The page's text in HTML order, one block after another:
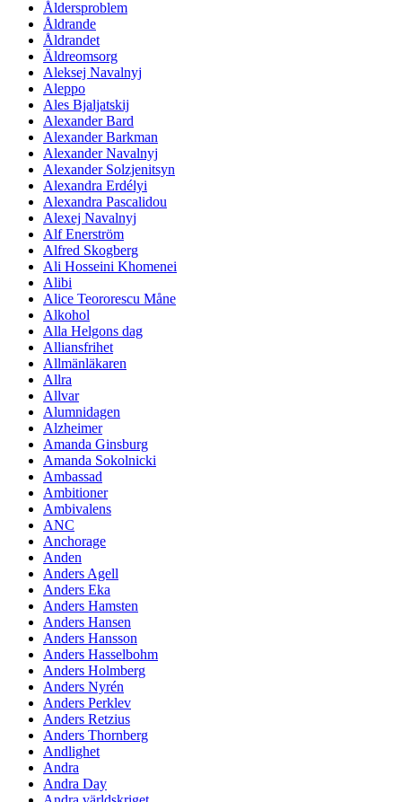
Åldersproblem
Åldrande
Åldrandet
Äldreomsorg
Aleksej Navalnyj
Aleppo
Ales Bjaljatskij
Alexander Bard
Alexander Barkman
Alexander Navalnyj
Alexander Solzjenitsyn
Alexandra Erdélyi
Alexandra Pascalidou
Alexej Navalnyj
Alf Enerström
Alfred Skogberg
Ali Hosseini Khomenei
Alibi
Alice Teororescu Måne
Alkohol
Alla Helgons dag
Alliansfrihet
Allmänläkaren
Allra
Allvar
Alumnidagen
Alzheimer
Amanda Ginsburg
Amanda Sokolnicki
Ambassad
Ambitioner
Ambivalens
ANC
Anchorage
Anden
Anders Agell
Anders Eka
Anders Hamsten
Anders Hansen
Anders Hansson
Anders Hasselbohm
Anders Holmberg
Anders Nyrén
Anders Perklev
Anders Retzius
Anders Thornberg
Andlighet
Andra
Andra Day